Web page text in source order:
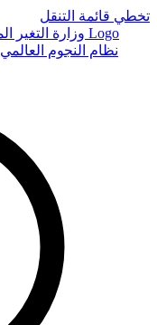
تخطي قائمة التنقل
Logo
نظام النجوم العالمي